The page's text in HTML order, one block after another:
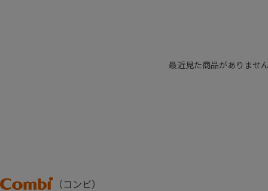
最近見た商品がありませ
Combi
（コンビ）